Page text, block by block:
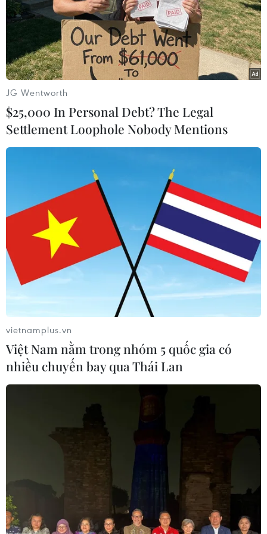
Bộ TN-MT cảnh báo ô nhiễm không khí ở
Hệ thống quan trắc không khí của Tổng cục Môi trường
(Bộ Tài nguyên và Môi trường) sáng 14/12 tiếp tục đưa
ra cảnh báo “màu tím,” ngưỡng ô nhiễm không khí “rất
xấu” tại thành phố Hà Nội.
Hà Nội thoát khỏi top 10 thành phố ô
nhiễm nhất thế giới, nhưng vẫn lo
15/12/2019 08:34
Sáng nay, tên Hà Nội đã không còn xuất hiện trong top
JG Wentworth
$25,000 In Personal Debt? The Legal
Settlement Loophole Nobody Mentions
vietnamplus.vn
Việt Nam nằm trong nhóm 5 quốc gia có
nhiều chuyến bay qua Thái Lan